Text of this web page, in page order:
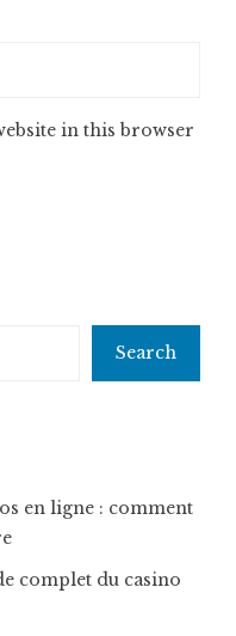
in this browser
Search
en ligne : comment
complet du casino